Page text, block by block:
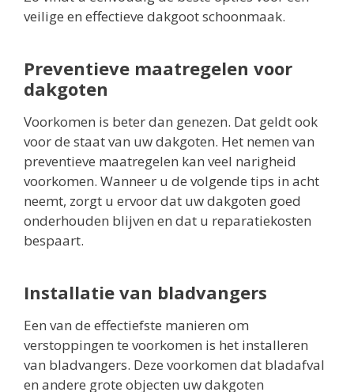
veilige en effectieve dakgoot schoonmaak.
Preventieve maatregelen voor
dakgoten
Voorkomen is beter dan genezen. Dat geldt ook
voor de staat van uw dakgoten. Het nemen van
preventieve maatregelen kan veel narigheid
voorkomen. Wanneer u de volgende tips in acht
neemt, zorgt u ervoor dat uw dakgoten goed
onderhouden blijven en dat u reparatiekosten
bespaart.
Installatie van bladvangers
Een van de effectiefste manieren om
verstoppingen te voorkomen is het installeren
van bladvangers. Deze voorkomen dat bladafval
en andere grote objecten uw dakgoten